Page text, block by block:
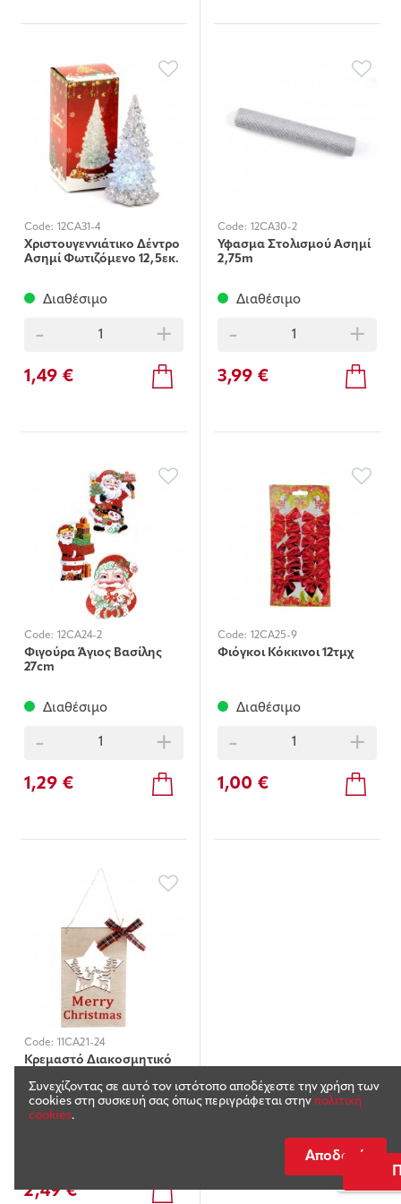
Code: 12CA31-4
Χριστουγεννιάτικο Δέντρο
Ασημί Φωτιζόμενο 12,5εκ.
Διαθέσιμο
- +
1,49 €
Code: 12CA30-2
Ύφασμα Στολισμού Ασημί
2,75m
Διαθέσιμο
- +
3,99 €
Code: 12CA24-2
Φιγούρα Άγιος Βασίλης
27cm
Διαθέσιμο
- +
1,29 €
Code: 12CA25-9
Φιόγκοι Κόκκινοι 12τμχ
Διαθέσιμο
- +
1,00 €
Code: 11CA21-24
Κρεμαστό Διακοσμητικό
Διαθέσιμο
2,49 €
Συνεχίζοντας σε αυτό τον ιστότοπο αποδέχεστε την χρήση των
cookies στη συσκευή σας όπως περιγράφεται στην πολιτική
cookies.
Αποδοχή